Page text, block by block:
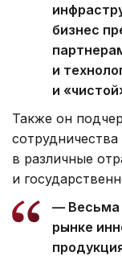
бизнес
и
и
Также он
в различные
и
— Весьма
рынке